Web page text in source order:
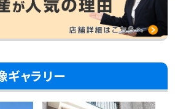
ギャラリー